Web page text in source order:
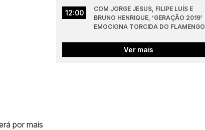
por mais
12:00
COM JORGE JESUS, FILIPE LUÍS E
BRUNO HENRIQUE, ‘GERAÇÃO 2019’
EMOCIONA TORCIDA DO FLAMENGO
Ver mais